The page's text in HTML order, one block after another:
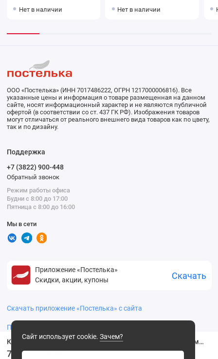
Комплект постельного белья евро из сатина с наволочками 50х70 2 шт и с наволочками 70х70 2 шт Однотонное Valtery
7999 8999 ₽
с наволочками 70х70 2 шт
Нет в наличии
с наволочками 70х70 2 шт
Нет в наличии
Сайт использует cookie. Зачем?
ООО «Постелька» (ИНН 7017486222, ОГРН 1217000006816). Все
указанные цены и информация о товаре размещенная на данном
сайте, носят информационный характер и не являются публичной
офертой (в соответствии со ст. 437 ГК РФ). Изображения товаров
могут отличаться от реального внешнего вида товаров как по цвету,
так и по дизайну.
Поддержка
+7 (3822) 900-448
Обратный звонок
Режим работы офиса
Будни с 8:00 до 17:00
Пятница с 8:00 до 16:00
Мы в сети
Приложение «Постелька»
Скидки, акции, купоны
Скачать
Скачать приложение «Постелька» с сайта
Политика конфиденциальности